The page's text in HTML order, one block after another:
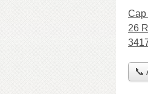
Cap
26
📞